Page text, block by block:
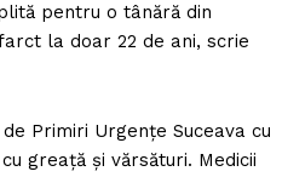
pentru o tânără din
la doar 22 de ani, scrie
Primiri Urgențe Suceava cu
greață și vărsături. Medicii